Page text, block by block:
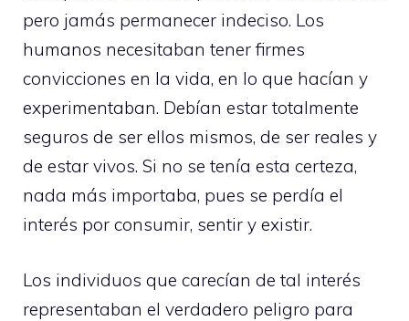
pero jamás permanecer indeciso. Los
humanos necesitaban tener firmes
convicciones en la vida, en lo que hacían y
experimentaban. Debían estar totalmente
seguros de ser ellos mismos, de ser reales y
de estar vivos. Si no se tenía esta certeza,
nada más importaba, pues se perdía el
interés por consumir, sentir y existir.
Los individuos que carecían de tal interés
representaban el verdadero peligro para